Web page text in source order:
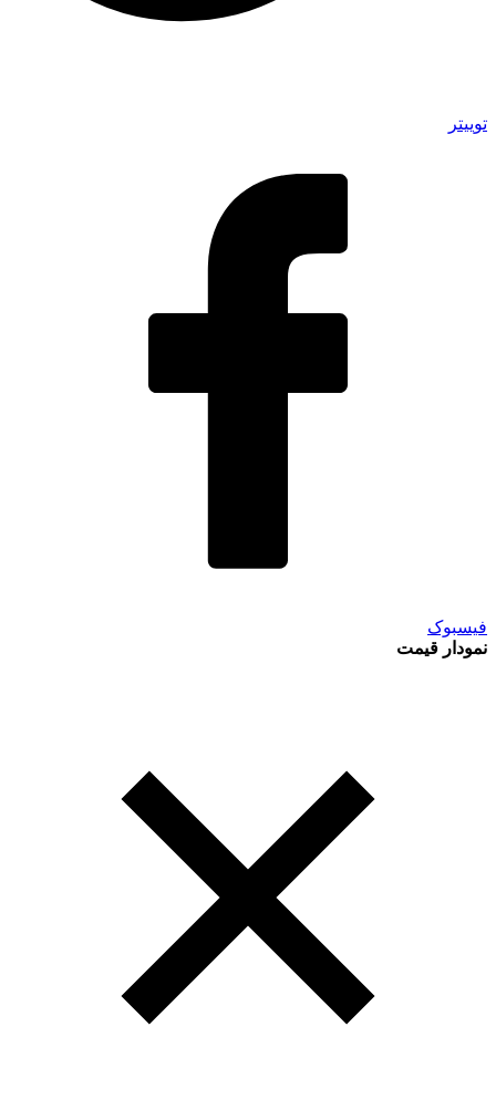
توییتر
فیسبوک
نمودار قیمت